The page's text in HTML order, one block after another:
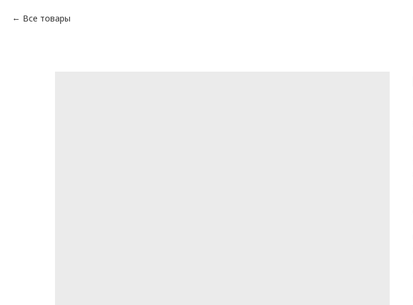
Все товары